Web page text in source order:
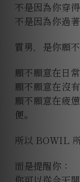
不是因為你穿得
不是因為你過
質男，是你願
願不願意在日
願不願意在沒
願不願意在疲
便。
所以 BOWIL
而是提醒你：